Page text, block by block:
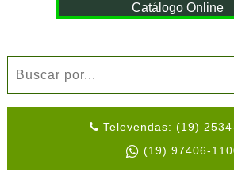
Catálogo Online
Televendas: (19)
(19) 97406-